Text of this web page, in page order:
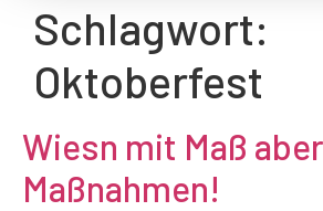
Schlagwort:
Oktoberfest
Wiesn mit Maß
Maßnahmen!